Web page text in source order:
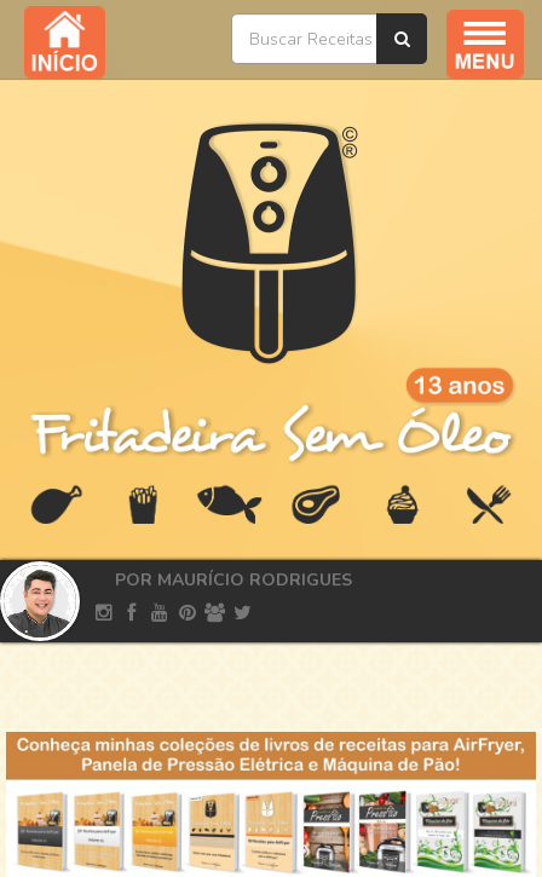
Índice / Todas as Receitas
Ofertas
POR MAURÍCIO RODRIGUES